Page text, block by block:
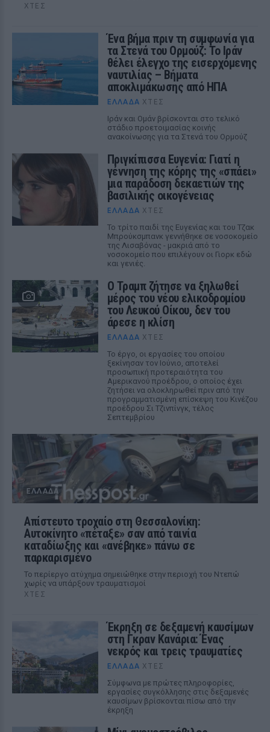
ΧΤΕΣ
Ένα βήμα πριν τη συμφωνία για
τα Στενά του Ορμούζ: Το Ιράν
θέλει έλεγχο της εισερχόμενης
ναυτιλίας – Βήματα
αποκλιμάκωσης από ΗΠΑ
ΕΛΛΆΔΑ ΧΤΕΣ
Ιράν και Ομάν βρίσκονται στο τελικό
στάδιο προετοιμασίας κοινής
ανακοίνωσης για τα Στενά του Ορμούζ
Πριγκίπισσα Ευγενία: Γιατί η
γέννηση της κόρης της «σπάει»
μια παράδοση δεκαετιών της
βασιλικής οικογένειας
ΕΛΛΆΔΑ ΧΤΕΣ
Το τρίτο παιδί της Ευγενίας και του Τζακ
Μπρούκσμπανκ γεννήθηκε σε νοσοκομείο
της Λισαβόνας - μακριά από το
νοσοκομείο που επιλέγουν οι Γιορκ εδώ
και γενιές.
Ο Τραμπ ζήτησε να ξηλωθεί
μέρος του νέου ελικοδρομίου
του Λευκού Οίκου, δεν του
άρεσε η κλίση
ΕΛΛΆΔΑ ΧΤΕΣ
Το έργο, οι εργασίες του οποίου
ξεκίνησαν τον Ιούνιο, αποτελεί
προσωπική προτεραιότητα του
Αμερικανού προέδρου, ο οποίος έχει
ζητήσει να ολοκληρωθεί πριν από την
προγραμματισμένη επίσκεψη του Κινέζου
προέδρου Σι Τζινπίνγκ, τέλος
Σεπτεμβρίου
ΕΛΛΆΔΑ
Απίστευτο τροχαίο στη Θεσσαλονίκη:
Αυτοκίνητο «πέταξε» σαν από ταινία
καταδίωξης και «ανέβηκε» πάνω σε
παρκαρισμένο
Το περίεργο ατύχημα σημειώθηκε στην περιοχή του Ντεπώ
χωρίς να υπάρξουν τραυματισμοί
ΧΤΕΣ
Έκρηξη σε δεξαμενή καυσίμων
στη Γκραν Κανάρια: Ένας
νεκρός και τρεις τραυματίες
ΕΛΛΆΔΑ ΧΤΕΣ
Σύμφωνα με πρώτες πληροφορίες,
εργασίες συγκόλλησης στις δεξαμενές
καυσίμων βρίσκονται πίσω από την
έκρηξη